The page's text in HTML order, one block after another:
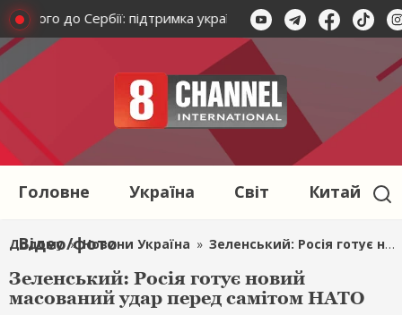
до Сербії: підтримка українських героїв
Головне Україна Світ Китай
Відео/фото
Додому » Новини Україна » Зеленський: Росія готує новий масований удар перед самітом НАТО
Зеленський: Росія готує новий
масований удар перед самітом НАТО